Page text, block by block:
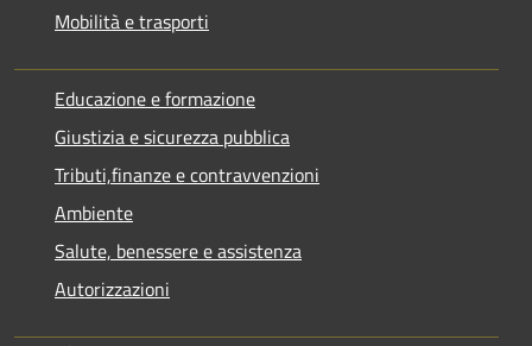
Mobilità e trasporti
Educazione e formazione
Giustizia e sicurezza pubblica
Tributi,finanze e contravvenzioni
Ambiente
Salute, benessere e assistenza
Autorizzazioni